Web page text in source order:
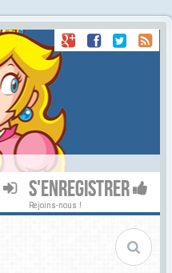
S'ENREGISTRER
Rejoins-nous !